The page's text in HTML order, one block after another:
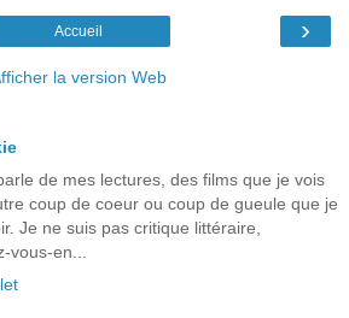
›
Accueil
la version Web
de mes lectures, des films que je vois
coup de coeur ou coup de gueule que je
Je ne suis pas critique littéraire,
vous-en...